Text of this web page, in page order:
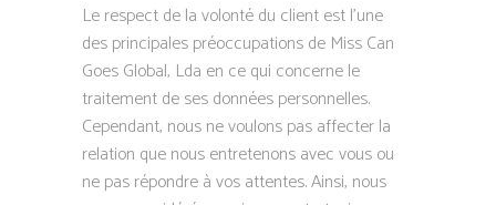
Le respect de la volonté du client est l’une
des principales préoccupations de Miss Can
Goes Global, Lda en ce qui concerne le
traitement de ses données personnelles.
Cependant, nous ne voulons pas affecter la
relation que nous entretenons avec vous ou
ne pas répondre à vos attentes. Ainsi, nous